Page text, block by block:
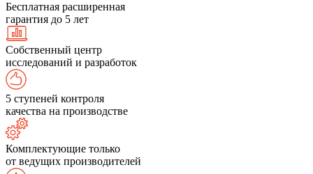
Бесплатная расширенная
гарантия до 5 лет
Собственный центр
исследований и разработок
5 ступеней контроля
качества на производстве
Комплектующие только
от ведущих производителей